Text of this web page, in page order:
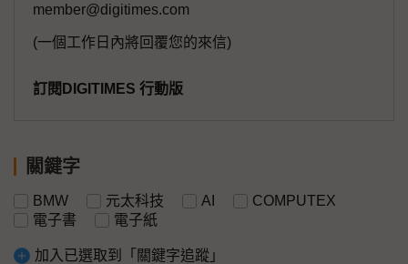
member@digitimes.com
(一個工作日內將回覆您的來信)
訂閱DIGITIMES 行動版
關鍵字
BMW 元太科技 AI
COMPUTEX
電子書
電子紙
加入已選取到「關鍵字追蹤」